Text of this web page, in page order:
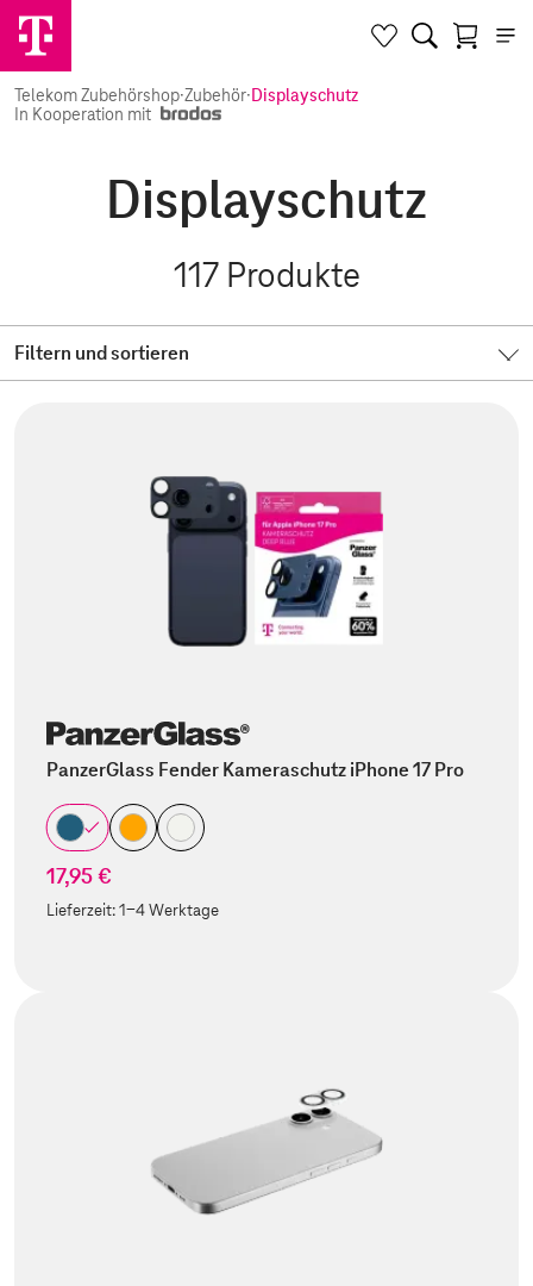
Telekom Zubehörshop·Zubehör·Displayschutz
In Kooperation mit
Displayschutz
117 Produkte
Filtern und sortieren
PanzerGlass Fender Kameraschutz iPhone 17 Pro
17,95 €
Lieferzeit:1-4 Werktage